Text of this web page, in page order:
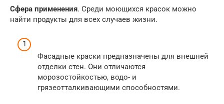
Сфера применения. Среди моющихся красок можно
найти продукты для всех случаев жизни.
Фасадные краски предназначены для внешней
отделки стен. Они отличаются
морозостойкостью, водо- и
грязеотталкивающими способностями.